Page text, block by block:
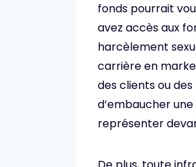
fonds pourrait
avez accès aux
harcèlement
carrière en
des clients ou
d’embaucher
représenter